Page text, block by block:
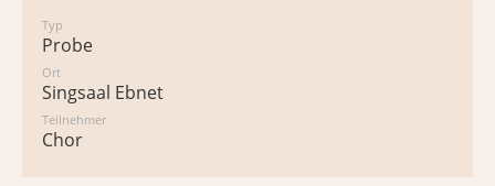
Typ
Probe
Ort
Singsaal Ebnet
Teilnehmer
Chor